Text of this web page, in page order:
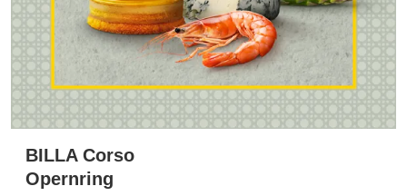
BILLA Corso
Opernring